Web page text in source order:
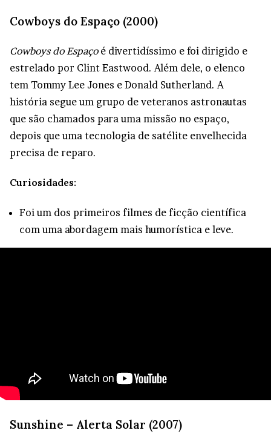
Cowboys do Espaço (2000)
Cowboys do Espaçoé divertidíssimo e foi dirigido e
estrelado por Clint Eastwood. Além dele, o elenco
tem Tommy Lee Jones e Donald Sutherland. A
história segue um grupo de veteranos astronautas
que são chamados para uma missão no espaço,
depois que uma tecnologia de satélite envelhecida
precisa de reparo.
Curiosidades:
Foi um dos primeiros filmes de ficção científica
com uma abordagem mais humorística e leve.
Sunshine – Alerta Solar (2007)